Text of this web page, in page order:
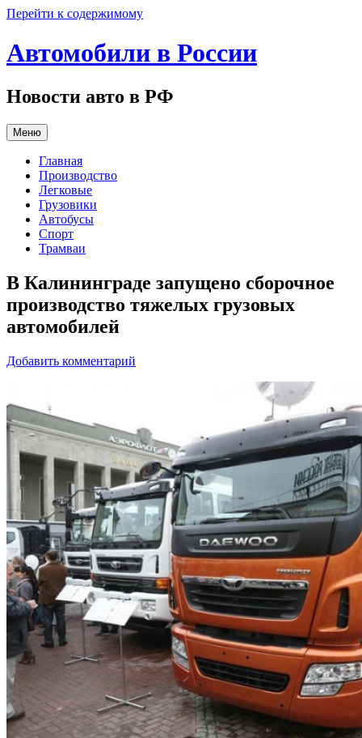
Перейти к содержимому
Автомобили в России
Новости авто в РФ
Меню
Главная
Производство
Легковые
Грузовики
Автобусы
Спорт
Трамваи
В Калининграде запущено сборочное
производство тяжелых грузовых
автомобилей
Добавить комментарий